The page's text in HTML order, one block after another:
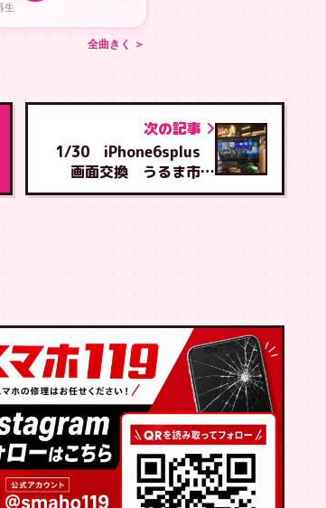
生
全曲きく ＞
次の記事
1/30 iPhone6splus
画面交換 うるま市か
ら うるま店へご来店